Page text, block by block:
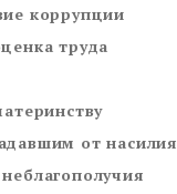
коррупции
труда
от насилия